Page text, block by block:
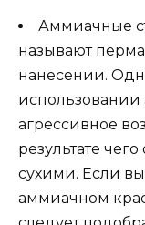
Аммиачные
называют
нанесении.
использовании
агрессивное
результате
сухими. Если
аммиачном